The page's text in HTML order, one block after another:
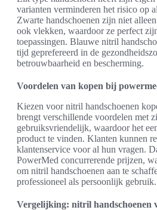
varianten verminderen het risico op
Zwarte handschoenen zijn niet
ook vlekken, waardoor ze perfect
toepassingen. Blauwe nitril
tijd geprefereerd in de
betrouwbaarheid en bescherming.
Voordelen van kopen bij
Kiezen voor nitril handschoenen
brengt verschillende voordelen met
gebruiksvriendelijk, waardoor het
product te vinden. Klanten kunnen
klantenservice voor al hun vragen.
PowerMed concurrerende prijzen,
om nitril handschoenen aan te
professioneel als persoonlijk gebruik.
Vergelijking: nitril handschoenen